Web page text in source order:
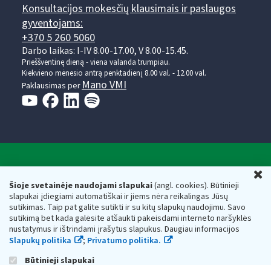
Šioje svetainėje naudojami slapukai(angl. cookies). Būtinieji
slapukai įdiegiami automatiškai ir jiems nėra reikalingas Jūsų
sutikimas. Taip pat galite sutikti ir su kitų slapukų naudojimu. Savo
sutikimą bet kada galėsite atšaukti pakeisdami interneto naršyklės
nustatymus ir ištrindami įrašytus slapukus. Daugiau informacijos
Slapukų politika
; Privatumo politika.
Būtinieji slapukai
Konsultacijos mokesčių klausimais ir paslaugos
gyventojams:
+370 5 260 5060
Darbo laikas: I-IV 8.00-17.00, V 8.00-15.45.
Prieššventinę dieną - viena valanda trumpiau.
Kiekvieno mėnesio antrą penktadienį 8.00 val. - 12.00 val.
Paklausimas per Mano VMI
Respublikos finansų ministerijos
Biudžetinė įstaiga. Juridinio asmens kodas — 188659752,
adresas: Vasario 16-osios g. 14, 01107 Vilnius, Lietuva, el.paštas:
vmi@vmi.lt, E. pristatymo dėžutės adresas 188659752
Duomenys apie Valstybinę mokesčių inspekciją prie Lietuvos
Respublikos finansų ministerijos kaupiami ir saugomi Juridinių